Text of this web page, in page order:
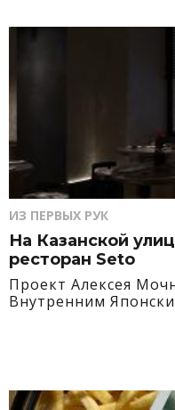
ИЗ ПЕРВЫХ РУК
На Казанской
ресторан Seto
Проект Алексея
Внутренним